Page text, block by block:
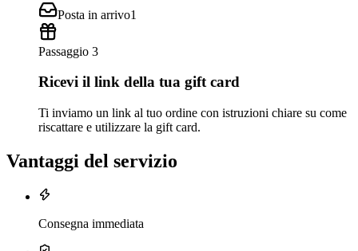
Posta in arrivo1
Passaggio 3
Ricevi il link della tua gift card
Ti inviamo un link al tuo ordine con istruzioni chiare su come
riscattare e utilizzare la gift card.
Vantaggi del servizio
Consegna immediata